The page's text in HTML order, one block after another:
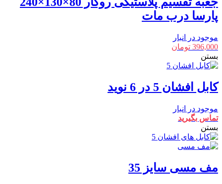
پارسا درب مات
موجود در انبار
396,000 تومان
بستن
کابل افشان 5 در 6 نوید
موجود در انبار
تماس بگیرید
بستن
مف مسی سایز 35